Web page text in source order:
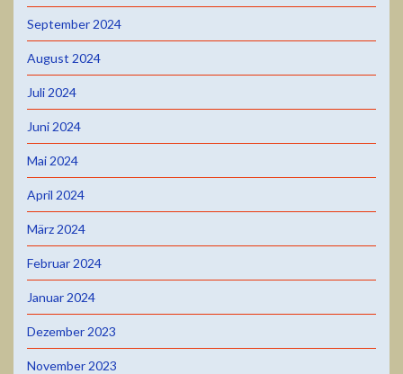
September 2024
August 2024
Juli 2024
Juni 2024
Mai 2024
April 2024
März 2024
Februar 2024
Januar 2024
Dezember 2023
November 2023